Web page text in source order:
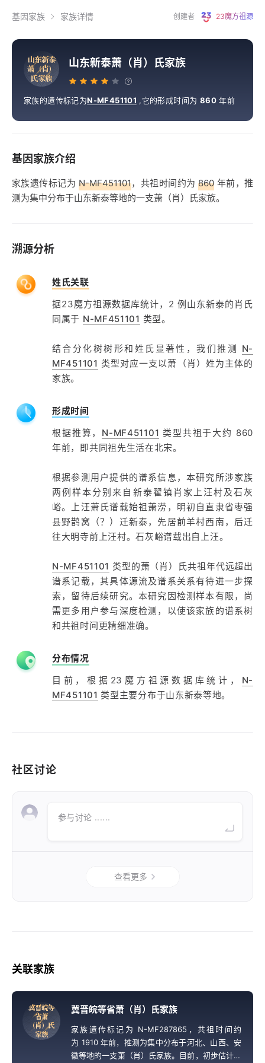
基因家族 家族详情 创建者 23魔方祖源
山东新泰
萧 （肖）
氏家族
山东新泰萧（肖）氏家族
家族的遗传标记为N-MF451101 ,它的形成时间为 860 年前
基因家族介绍
家族遗传标记为 N-MF451101，共祖时间约为860 年前，推
测为集中分布于山东新泰等地的一支萧（肖）氏家族。
溯源分析
姓氏关联
据23魔方祖源数据库统计，2 例山东新泰的肖氏
同属于 N-MF451101 类型。
结合分化树树形和姓氏显著性，我们推测 N-
MF451101 类型对应一支以萧（肖）姓为主体的
家族。
形成时间
根据推算， N-MF451101 类型共祖于大约 860
年前，即共同祖先生活在北宋。
根据参测用户提供的谱系信息，本研究所涉家族
两例样本分别来自新泰翟镇肖家上汪村及石灰
峪。上汪萧氏谱载始祖萧涝，明初自直隶省枣强
县野鹊窝（？）迁新泰，先居前羊村西南，后迁
往大明寺前上汪村。石灰峪谱载出自上汪。
N-MF451101 类型的萧（肖）氏共祖年代远超出
谱系记载，其具体源流及谱系关系有待进一步探
索，留待后续研究。本研究因检测样本有限，尚
需更多用户参与深度检测，以使该家族的谱系树
和共祖时间更精细准确。
分布情况
目前，根据23魔方祖源数据库统计， N-
MF451101 类型主要分布于山东新泰等地。
社区讨论
参与讨论 ......
查看更多
关联家族
冀晋皖等
省萧
（肖）氏
家族
冀晋皖等省萧（肖）氏家族
家族遗传标记为 N-MF287865，共祖时间约
为 1910 年前，推测为集中分布于河北、山西、安
徽等地的一支萧（肖）氏家族。目前，初步估计该